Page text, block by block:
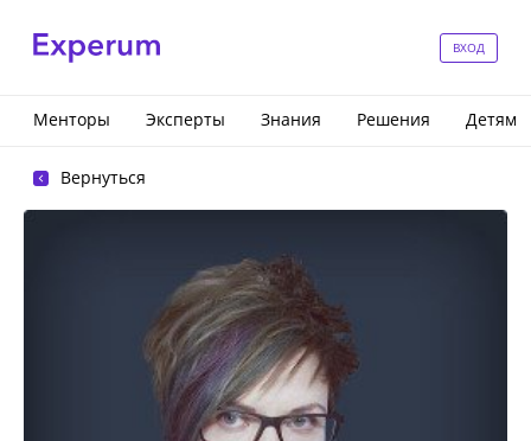
ВХОД
Менторы Эксперты Знания Решения Детям
Вернуться